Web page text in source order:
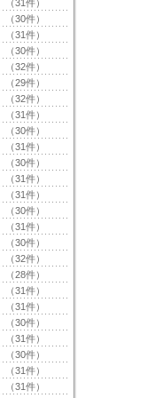
（31件）
（30件）
（31件）
（30件）
（32件）
（29件）
（32件）
（31件）
（30件）
（31件）
（30件）
（31件）
（31件）
（30件）
（31件）
（30件）
（32件）
（28件）
（31件）
（31件）
（30件）
（31件）
（30件）
（31件）
（31件）